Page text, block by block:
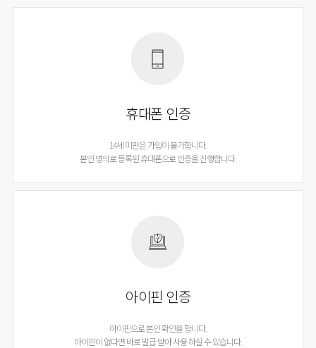
휴대폰 인증
14세 미만은 가입이 불가합니다.
본인 명의로 등록된 휴대폰으로 인증을 진행합니다.
아이핀 인증
아이핀으로 본인 확인을 합니다.
아이핀이 없다면 바로 발급 받아 사용 하실 수 있습니다.